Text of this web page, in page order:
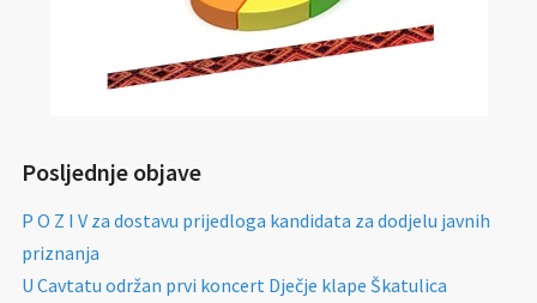
Posljednje objave
P O Z I V za dostavu prijedloga kandidata za dodjelu javnih
priznanja
U Cavtatu održan prvi koncert Dječje klape Škatulica